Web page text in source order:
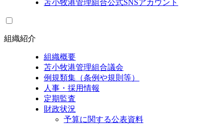
苫小牧港管理組合公式SNSアカウント
組織紹介
組織概要
苫小牧港管理組合議会
例規類集（条例や規則等）
人事・採用情報
定期監査
財政状況
予算に関する公表資料